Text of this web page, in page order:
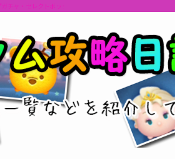
チャ・セレクトボックスの情報を最速で提供しビンゴの